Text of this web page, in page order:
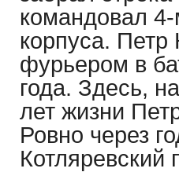
командовал 4-
корпуса. Петр
фурьером в
года. Здесь,
лет жизни
Ровно через
Котляревский